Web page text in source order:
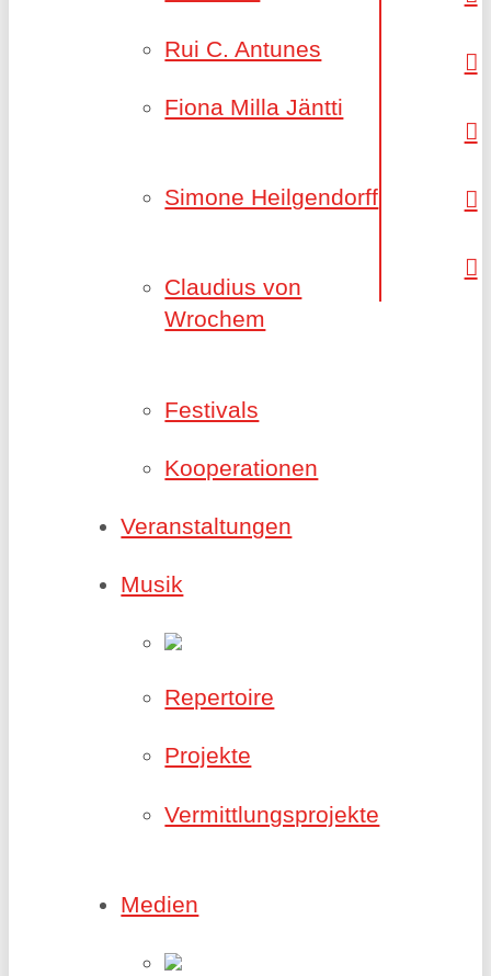
Rui C. Antunes
Fiona Milla Jäntti
Simone Heilgendorff
Claudius von
Wrochem
Festivals
Kooperationen
Veranstaltungen
Musik
Repertoire
Projekte
Vermittlungsprojekte
Medien